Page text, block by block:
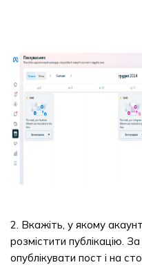
2. Вкажіть, у якому
розмістити публікацію.
опублікувати пост і на